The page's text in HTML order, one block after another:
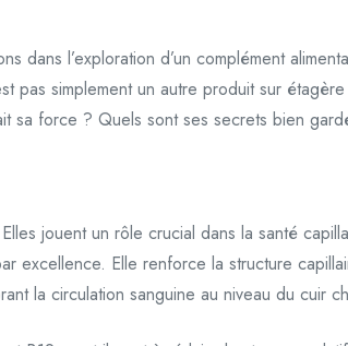
dans l’exploration d’un complément
pas simplement un autre produit sur
sa force ? Quels sont ses secrets bien
jouent un rôle crucial dans la santé
excellence. Elle renforce la structure
la circulation sanguine au niveau du cuir